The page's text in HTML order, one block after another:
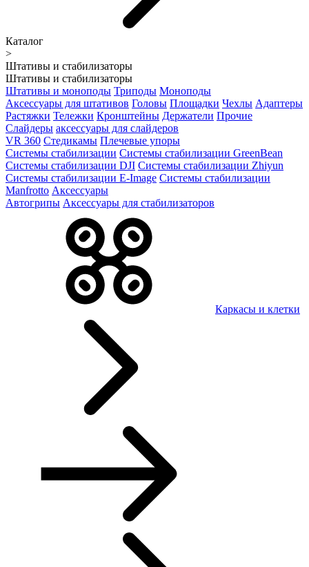
Каталог
>
Штативы и стабилизаторы
Штативы и стабилизаторы
Штативы и моноподы Триподы Моноподы
Аксессуары для штативов Головы Площадки Чехлы Адаптеры
Растяжки Тележки Кронштейны Держатели Прочие
Слайдеры аксессуары для слайдеров
VR 360 Стедикамы Плечевые упоры
Системы стабилизации Системы стабилизации GreenBean
Системы стабилизации DJI Системы стабилизации Zhiyun
Системы стабилизации E-Image Системы стабилизации
Manfrotto Аксессуары
Автогрипы Аксессуары для стабилизаторов
Каркасы и клетки